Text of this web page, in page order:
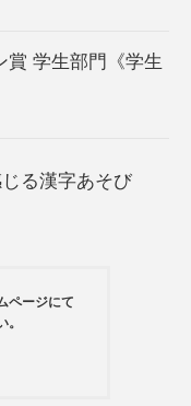
賞 学生部門《学生
る漢字あそび
ページにて
。